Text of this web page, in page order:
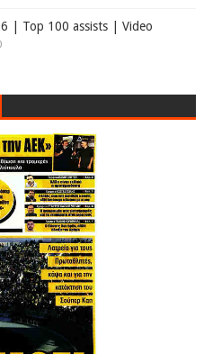
| Top 100 assists | Video